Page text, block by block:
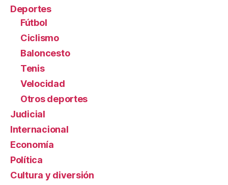
Deportes
Fútbol
Ciclismo
Baloncesto
Tenis
Velocidad
Otros deportes
Judicial
Internacional
Economía
Política
Cultura y diversión